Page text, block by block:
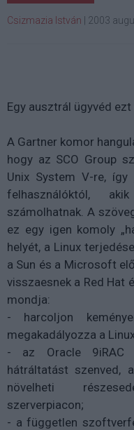
Csizmazia István 2003
Egy ausztrál ügyvéd
A Gartner komor
hogy az SCO Group
Unix System V-re,
felhasználóktól,
számolhatnak. A
ez egy igen komoly
helyét, a Linux
a Sun és a Microsoft
visszaesnek a Red Hat
mondja:
- harcoljon
megakadályozza a
- az Oracle 9iRAC
hátráltatást szenved,
növelheti
szerverpiacon;
- a független